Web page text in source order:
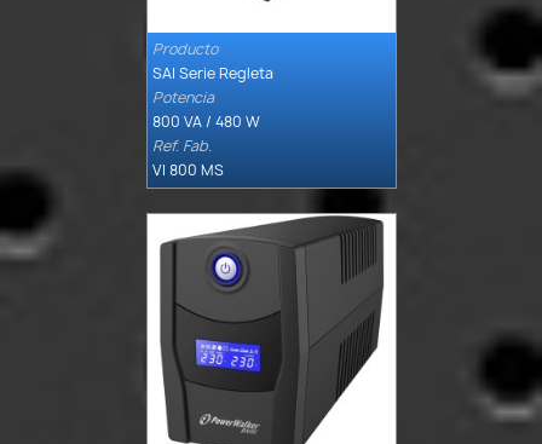

Producto
SAI Serie Regleta
Potencia
800 VA / 480 W
Ref. Fab.
VI 800 MS